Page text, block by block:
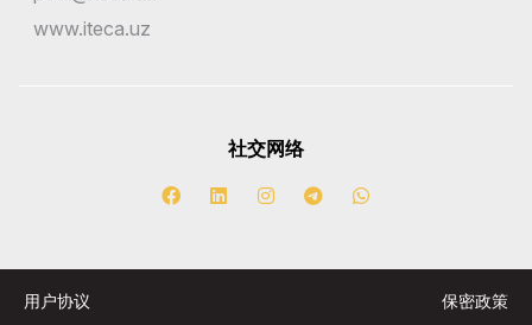
www.iteca.uz
社交网络
用户协议 保密政策